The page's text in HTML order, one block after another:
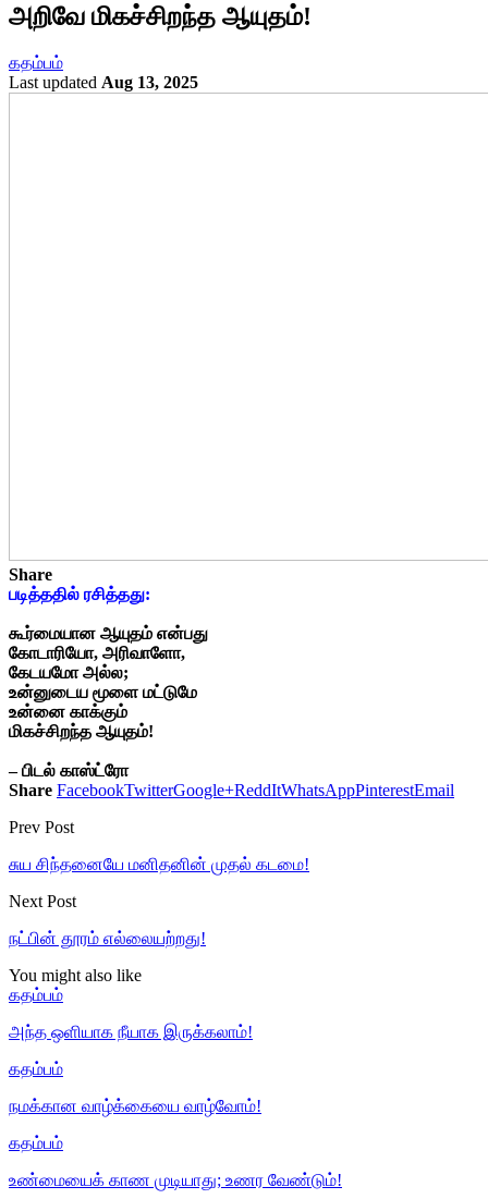
அறிவே மிகச்சிறந்த ஆயுதம்!
கதம்பம்
Last updated Aug 13, 2025
Share
படித்ததில் ரசித்தது:
கூர்மையான ஆயுதம் என்பது
கோடாரியோ, அரிவாளோ,
கேடயமோ அல்ல;
உன்னுடைய மூளை மட்டுமே
உன்னை காக்கும்
மிகச்சிறந்த ஆயுதம்!
– பிடல் காஸ்ட்ரோ
Share FacebookTwitterGoogle+ReddItWhatsAppPinterestEmail
Prev Post
சுய சிந்தனையே மனிதனின் முதல் கடமை!
Next Post
நட்பின் தூரம் எல்லையற்றது!
You might also like
கதம்பம்
அந்த ஒளியாக நீயாக இருக்கலாம்!
கதம்பம்
நமக்கான வாழ்க்கையை வாழ்வோம்!
கதம்பம்
உண்மையைக் காண முடியாது; உணர வேண்டும்!